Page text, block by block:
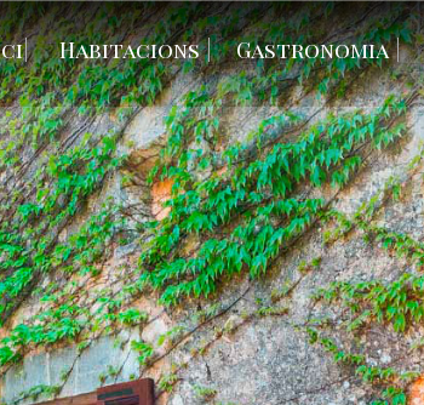
Habitacions Gastronomia